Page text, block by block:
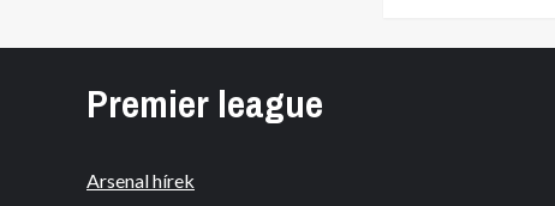
Premier league
Arsenal hírek